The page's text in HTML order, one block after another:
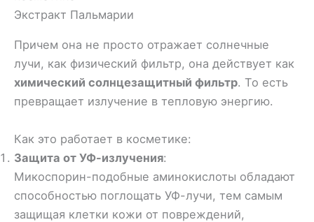
Экстракт Пальмарии
Причем она не просто отражает солнечные
лучи, как физический фильтр, она действует как
химический солнцезащитный фильтр. То есть
превращает излучение в тепловую энергию.
Как это работает в косметике:
Защита от УФ-излучения:
Микоспорин-подобные аминокислоты обладают
способностью поглощать УФ-лучи, тем самым
защищая клетки кожи от повреждений,